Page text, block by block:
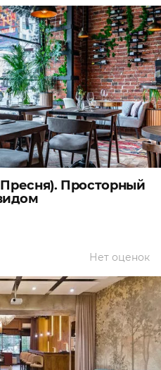
Пресня). Просторный
Нет оценок